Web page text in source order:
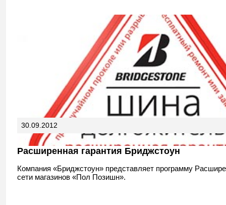
30.09.2012
Расширенная гарантия Бриджстоун
Компания «Бриджстоун» представляет программу
сети магазинов «Пол Позишн».